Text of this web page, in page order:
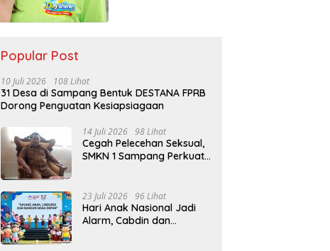
Popular Post
10 Juli 2026 108 Lihat
31 Desa di Sampang Bentuk DESTANA FPRB
Dorong Penguatan Kesiapsiagaan
14 Juli 2026 98 Lihat
Cegah Pelecehan Seksual,
SMKN 1 Sampang Perkuat
23 Juli 2026 96 Lihat
Hari Anak Nasional Jadi
Alarm, Cabdin dan